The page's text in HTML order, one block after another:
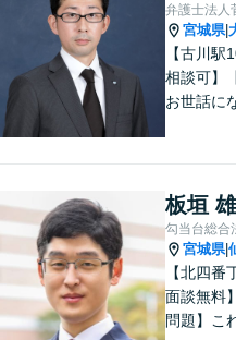
弁護士法人
宮城県|
【古川
相談可】
お世話に
ら、お気
い。
板垣
勾当台総合
宮城県|
【北四番
面談無料
問題】こ